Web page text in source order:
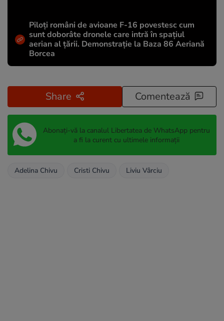
Piloți români de avioane F-16 povestesc cum
sunt doborâte dronele care intră în spațiul
aerian al țării. Demonstrație la Baza 86 Aeriană
Borcea
Share Comentează
Abonați-vă la canalul Libertatea de WhatsApp pentru
a fi la curent cu ultimele informații
Adelina Chivu Cristi Chivu Liviu Vârciu